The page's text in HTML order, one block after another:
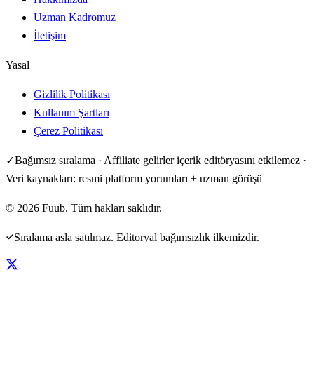
Uzman Kadromuz
İletişim
Yasal
Gizlilik Politikası
Kullanım Şartları
Çerez Politikası
✓Bağımsız sıralama · Affiliate gelirler içerik editöryasını etkilemez ·
Veri kaynakları: resmi platform yorumları + uzman görüşü
© 2026 Fuub. Tüm hakları saklıdır.
Sıralama asla satılmaz. Editoryal bağımsızlık ilkemizdir.